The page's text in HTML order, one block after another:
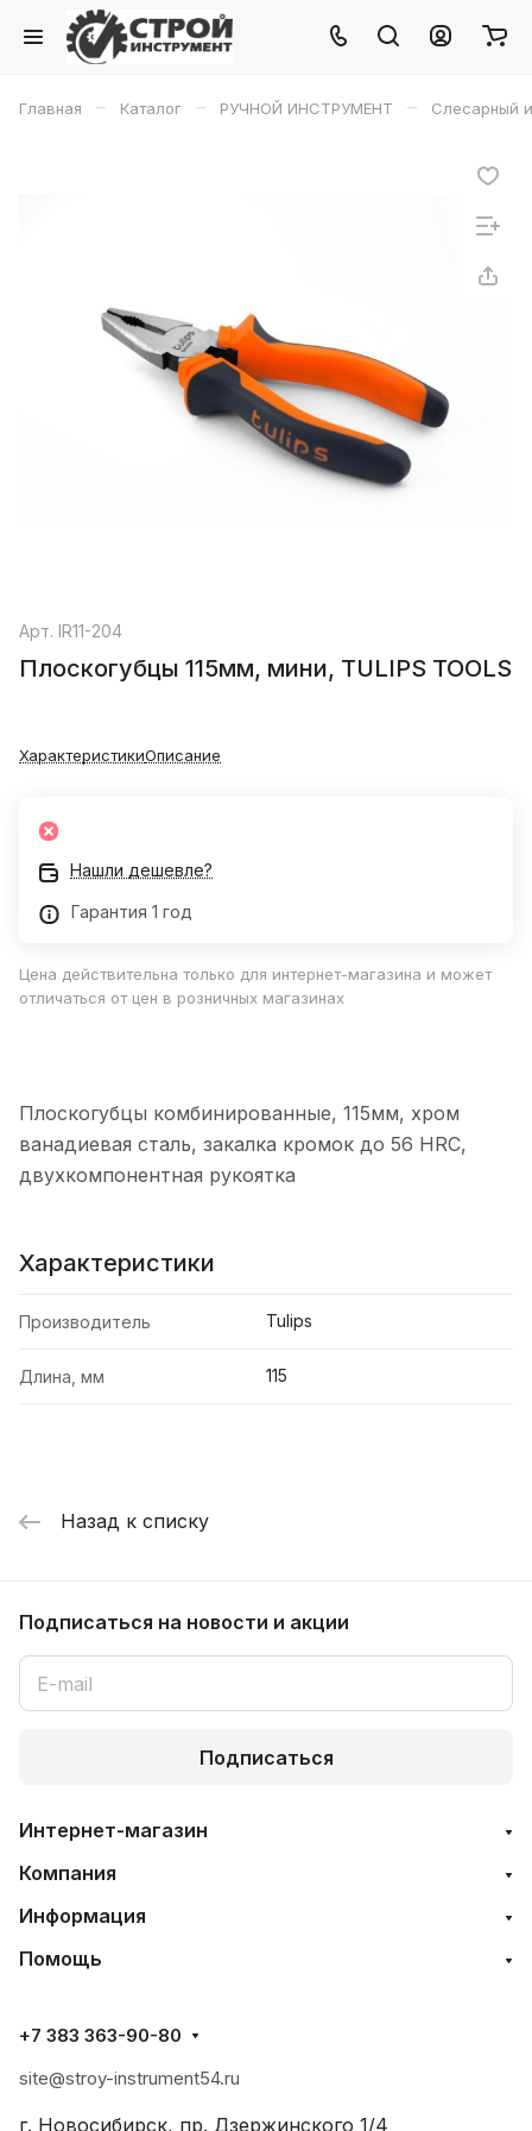
Главная – Каталог – РУЧНОЙ ИНСТРУМЕНТ – Слесарный
Арт. IR11-204
Плоскогубцы 115мм, мини, TULIPS TOOLS
ХарактеристикиОписание
Нашли дешевле?
Гарантия 1 год
Цена действительна только для интернет-магазина и может
отличаться от цен в розничных магазинах
Плоскогубцы комбинированные, 115мм, хром
ванадиевая сталь, закалка кромок до 56 HRC,
двухкомпонентная рукоятка
Характеристики
Производитель Tulips
Длина, мм 115
Назад к списку
Подписаться на новости и акции
Подписаться
Интернет-магазин
Компания
Информация
Помощь
+7 383 363-90-80
site@stroy-instrument54.ru
г. Новосибирск, пр. Дзержинского 1/4